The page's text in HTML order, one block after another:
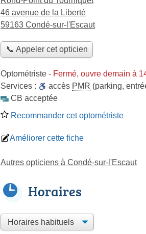
46 avenue de la Liberté
59163 Condé-sur-l'Escaut
📞 Appeler cet opticien
Optométriste - Fermé, ouvre demain à
Services :
accès PMR (parking,
CB acceptée
Recommander cet optométriste
Améliorer cette fiche
Autres opticiens à Condé-sur-l'Escaut
Horaires